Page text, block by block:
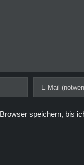
speichern, bis